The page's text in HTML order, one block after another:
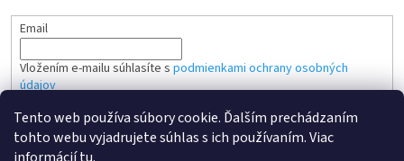
Tento web používa súbory cookie. Ďalším prechádzaním
tohto webu vyjadrujete súhlas s ich používaním. Viac
Email
Vložením e-mailu súhlasíte s podmienkami ochrany osobných
údajov
PRIHLÁSIŤ SA